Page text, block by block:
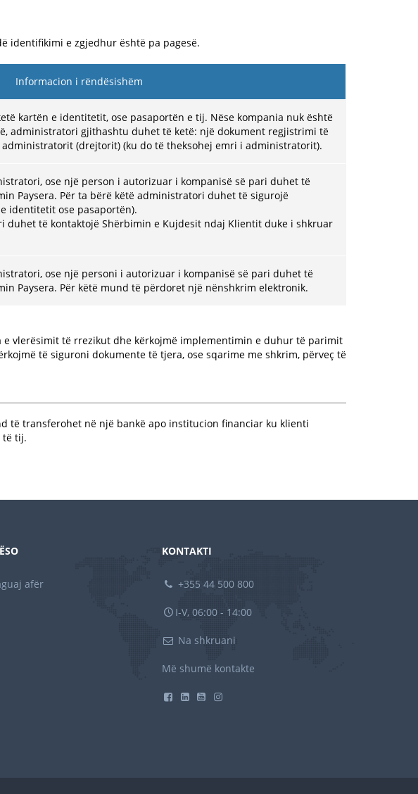
identifikimi e zgjedhur është pa pagesë.
Informacion i rëndësishëm
kartën e identitetit, ose pasaportën e tij. Nëse kompania nuk është
administratori gjithashtu duhet të ketë: një dokument regjistrimi të
(drejtorit) (ku do të theksohej emri i administratorit).
ose një person i autorizuar i kompanisë së pari duhet të
Paysera. Për ta bërë këtë administratori duhet të sigurojë
identitetit ose pasaportën).
duhet të kontaktojë Shërbimin e Kujdesit ndaj Klientit duke i shkruar
ose një personi i autorizuar i kompanisë së pari duhet të
Paysera. Për këtë mund të përdoret një nënshkrim elektronik.
vlerësimit të rrezikut dhe kërkojmë implementimin e duhur të parimit
të siguroni dokumente të tjera, ose sqarime me shkrim, përveç të
të transferohet në një bankë apo institucion financiar ku klienti
të tij.
afër
KONTAKTI
+355 44 500 800
I-V, 06:00 - 14:00
Na shkruani
Më shumë kontakte